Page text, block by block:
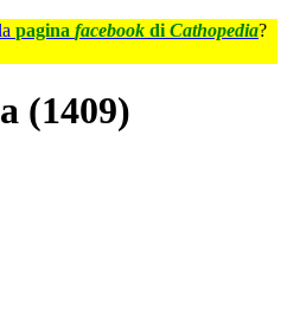
pagina facebook di Cathopedia?
(1409)